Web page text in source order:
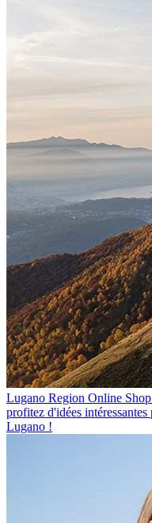
Lugano Region Online Shop
profitez d'idées
Lugano !